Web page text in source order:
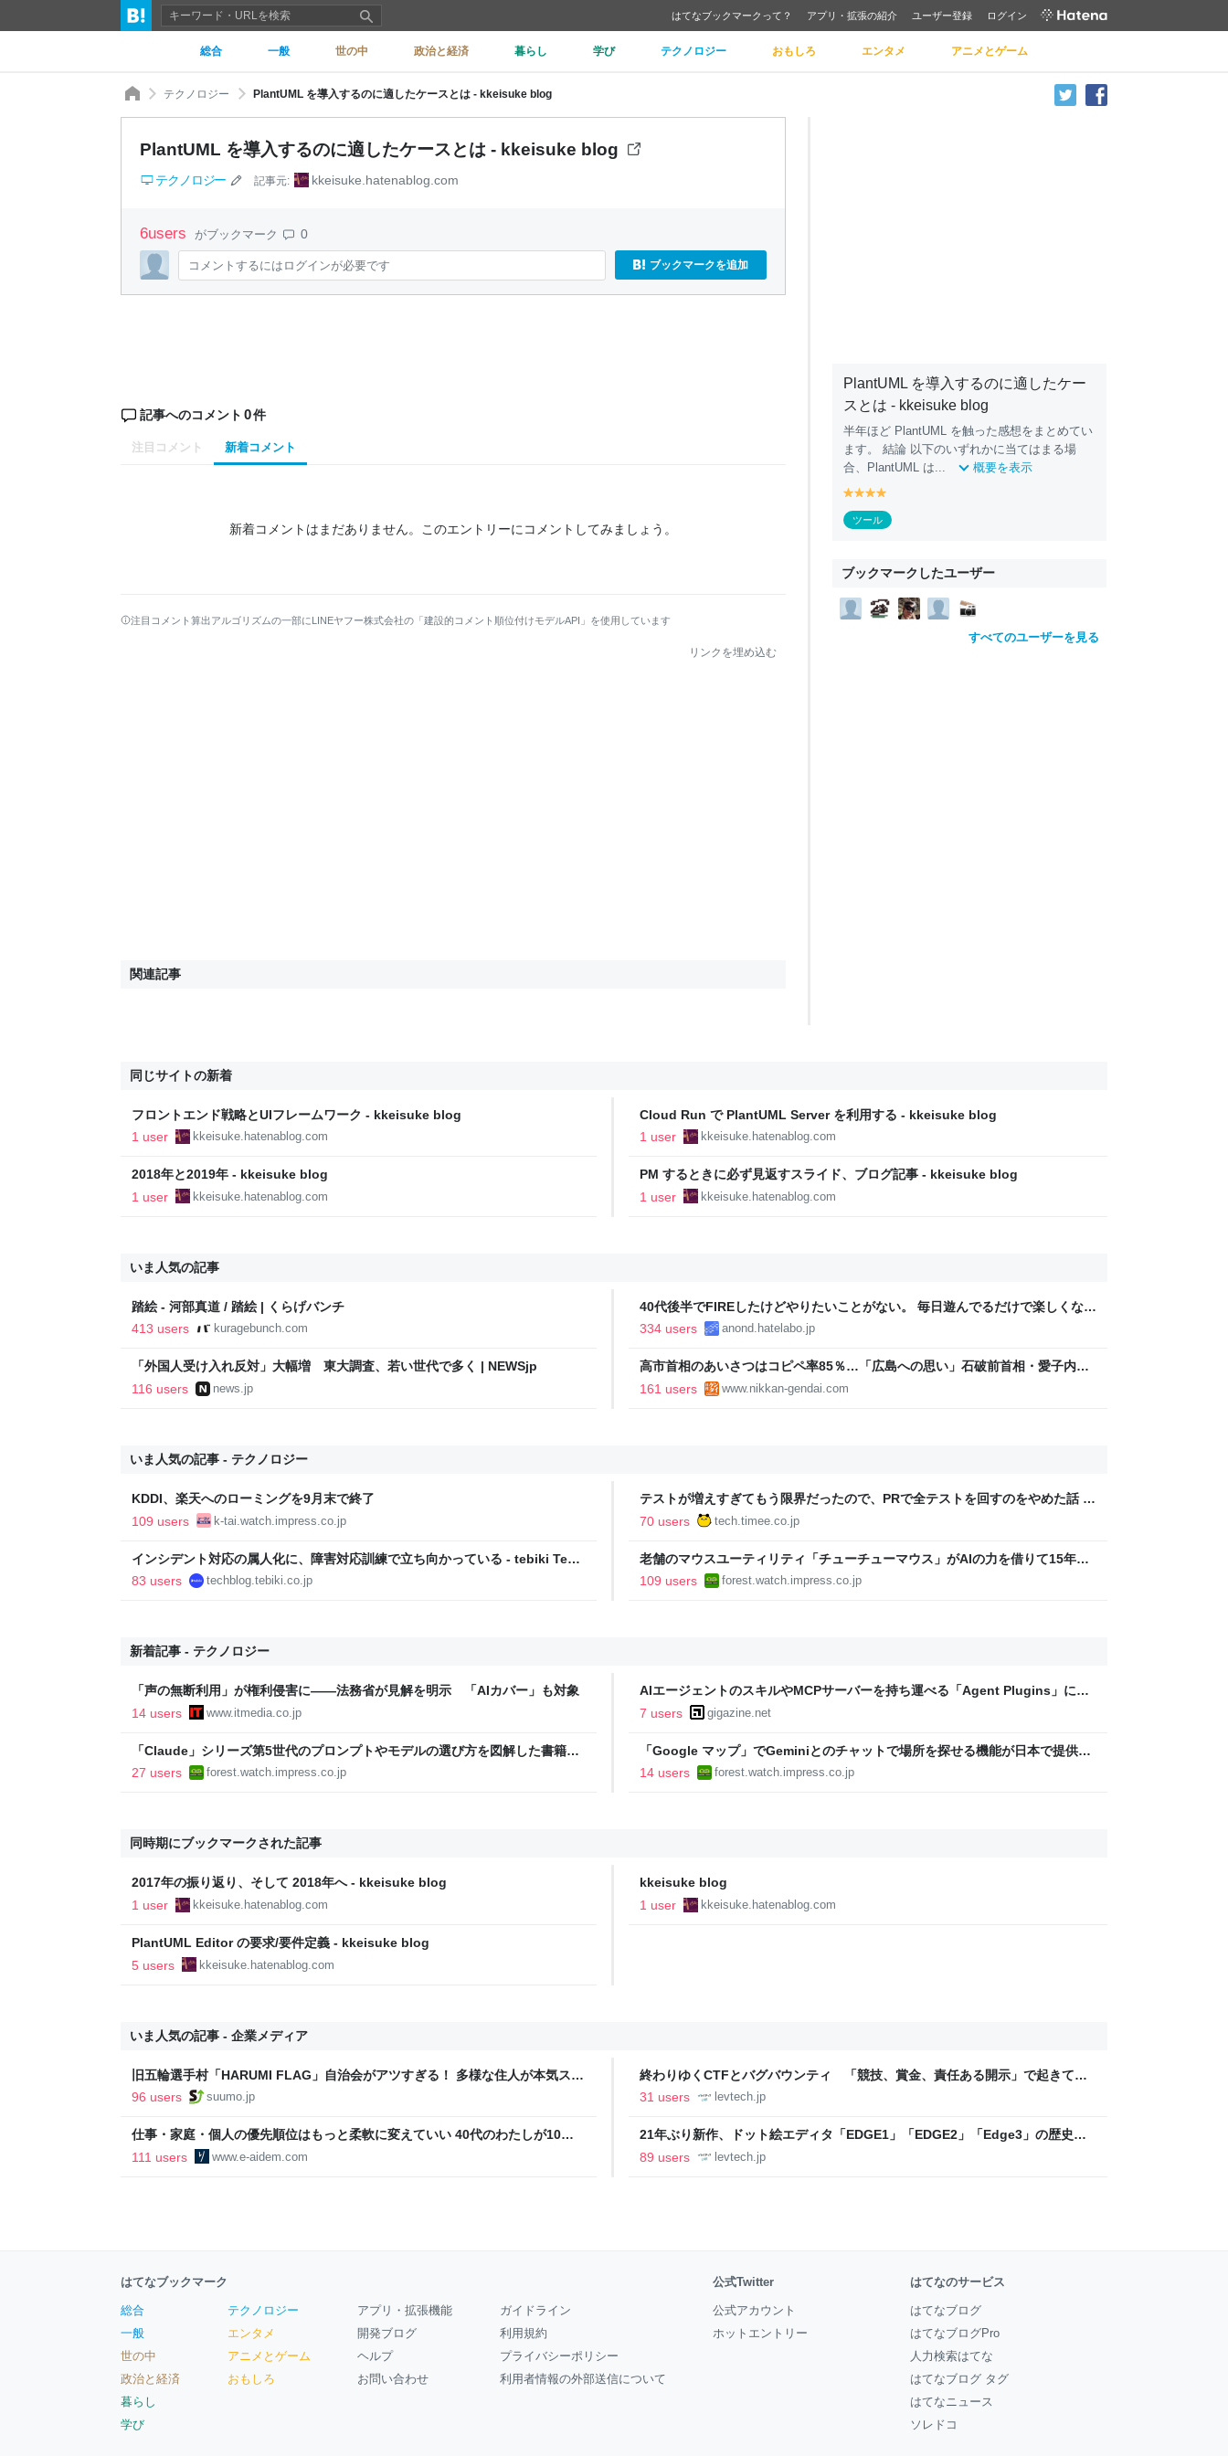
はてなブックマークって？ アプリ・拡張の紹介 ユーザー登録 ログイン
総合 一般 世の中 政治と経済 暮らし 学び テクノロジー おもしろ エンタメ アニメとゲーム
テクノロジー PlantUML を導入するのに適したケースとは - kkeisuke blog
PlantUML を導入するのに適したケースとは - kkeisuke blog
テクノロジー 記事元: kkeisuke.hatenablog.com
6users がブックマーク 0
コメントするにはログインが必要です ブックマークを追加
記事へのコメント 0件
注目コメント 新着コメント
新着コメントはまだありません。 このエントリーにコメントしてみましょう。
注目コメント算出アルゴリズムの一部にLINEヤフー株式会社の「建設的コメント順位付けモデルAPI」を使用しています
リンクを埋め込む
関連記事
PlantUML を導入するのに適したケー
スとは - kkeisuke blog
半年ほど PlantUML を触った感想をまとめてい
ます。 結論 以下のいずれかに当てはまる場
合、PlantUML は...
概要を表示
y
e
ll
y
e
ll
y
e
ll
e
ll
ツール
ブックマークしたユーザー
すべてのユーザーを見る
同じサイトの新着
フロントエンド戦略とUIフレームワーク - kkeisuke blog
1 user
kkeisuke.hatenablog.com
Cloud Run で PlantUML Server を利用する - kkeisuke blog
1 user
kkeisuke.hatenablog.com
2018年と2019年 - kkeisuke blog
1 user
kkeisuke.hatenablog.com
PM するときに必ず見返すスライド、ブログ記事 - kkeisuke blog
1 user
kkeisuke.hatenablog.com
いま人気の記事
踏絵 - 河部真道 / 踏絵 | くらげバンチ
413 users
kuragebunch.com
40代後半でFIREしたけどやりたいことがない。 毎日遊んでるだけで楽しくな
い..
334 users anond.hatelabo.jp
「外国人受け入れ反対」大幅増 東大調査、若い世代で多く | NEWSjp
116 users
news.jp
高市首相のあいさつはコピペ率85％…「広島への思い」石破前首相・愛子内親
王とは絶望的格差｜日刊ゲンダイDIGITAL
161 users www.nikkan-gendai.com
いま人気の記事 - テクノロジー
KDDI、楽天へのローミングを9月末で終了
109 users
k-tai.watch.impress.co.jp
テストが増えすぎてもう限界だったので、PRで全テストを回すのをやめた話 -
Timee Product Team Blog
70 users tech.timee.co.jp
インシデント対応の属人化に、障害対応訓練で立ち向かっている - tebiki Tech
Blog
83 users techblog.tebiki.co.jp
老舗のマウスユーティリティ「チューチューマウス」がAIの力を借りて15年ぶ
りに復活／64bit化、Windows 10/11、「Chrome」も走り回る。復活記念で
2026年末まで500円
109 users forest.watch.impress.co.jp
新着記事 - テクノロジー
「声の無断利用」が権利侵害に――法務省が見解を明示 「AIカバー」も対象
14 users
www.itmedia.co.jp
AIエージェントのスキルやMCPサーバーを持ち運べる「Agent Plugins」に
Googleが参加、OpenAI・Microsoft・Amazonなどと共同推進
7 users gigazine.net
「Claude」シリーズ第5世代のプロンプトやモデルの選び方を図解した書籍が
無償公開／Anthropicの公式ドキュメント2本を日本語で図解した『Claude 5
27 users forest.watch.impress.co.jp
「Google マップ」でGeminiとのチャットで場所を探せる機能が日本で提供開
始／自然な会話形式で複雑な条件の場所を探せる［マップに相談］の対象国が
14 users forest.watch.impress.co.jp
同時期にブックマークされた記事
2017年の振り返り、そして 2018年へ - kkeisuke blog
1 user
kkeisuke.hatenablog.com
kkeisuke blog
1 user
kkeisuke.hatenablog.com
PlantUML Editor の要求/要件定義 - kkeisuke blog
5 users
kkeisuke.hatenablog.com
いま人気の記事 - 企業メディア
旧五輪選手村「HARUMI FLAG」自治会がアツすぎる！ 多様な住人が本気スキ
ルで挑む、盆踊り2万人集客や交通改善など“街の価値向上”戦略 東京・中央
96 users suumo.jp
終わりゆくCTFとバグバウンティ 「競技、賞金、責任ある開示」で起きてい
ること【フォーカス】 - レバテックLAB
31 users levtech.jp
仕事・家庭・個人の優先順位はもっと柔軟に変えていい 40代のわたしが10年
後の自分に伝えたいこと - りっすん by イーアイデム
111 users www.e-aidem.com
21年ぶり新作、ドット絵エディタ「EDGE1」「EDGE2」「Edge3」の歴史に
ついて作者に聞く【フォーカス】 - レバテックLAB
89 users levtech.jp
はてなブックマーク
総合
一般
世の中
政治と経済
暮らし
学び
テクノロジー
エンタメ
アニメとゲーム
おもしろ
アプリ・拡張機能
開発ブログ
ヘルプ
お問い合わせ
ガイドライン
利用規約
プライバシーポリシー
利用者情報の外部送信について
公式Twitter
公式アカウント
ホットエントリー
はてなのサービス
はてなブログ
はてなブログPro
人力検索はてな
はてなブログ タグ
はてなニュース
ソレドコ